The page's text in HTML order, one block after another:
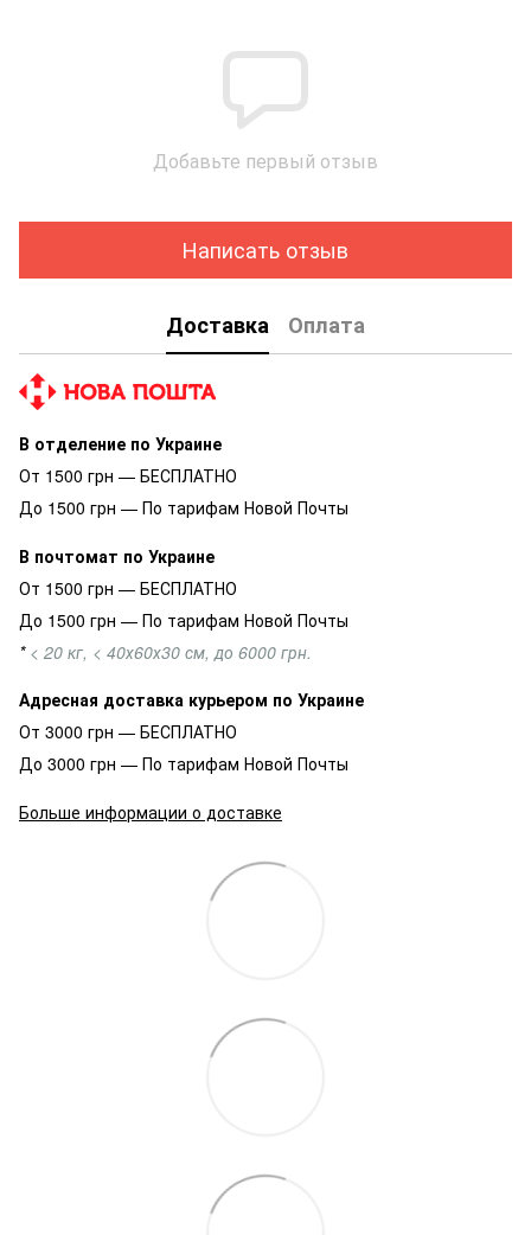
Добавьте первый отзыв
Написать отзыв
Доставка Оплата
В отделение по Украине
От 1500 грн — БЕСПЛАТНО
До 1500 грн — По тарифам Новой Почты
В почтомат по Украине
От 1500 грн — БЕСПЛАТНО
До 1500 грн — По тарифам Новой Почты
* < 20 кг, < 40х60х30 см, до 6000 грн.
Адресная доставка курьером по Украине
От 3000 грн — БЕСПЛАТНО
До 3000 грн — По тарифам Новой Почты
Больше информации о доставке